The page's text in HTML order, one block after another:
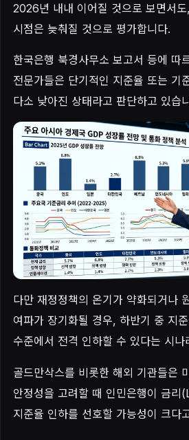
2026년 내내 이어질 것으로 보면서
시점은 늦춰질 것으로 평가합니다.
한국은행 북경사무소 보고서 등에 따
전문가들은 단기적인 지준율 또는 기
다소 낮아진 상태라고 판단하고 있습
다만 재정정책의 온기가 약화되거나
여파가 장기화될 경우, 하반기 중 지
수준에서 전격 인하할 수 있다는 시나
골드만삭스를 비롯한 해외 기관들은
안정성을 고려할 때 인민은행이 금리
지준율 인하를 선호할 가능성이 크다